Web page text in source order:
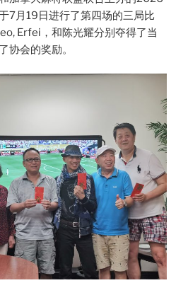
7月19日进行了第四场的三局比
Erfei，和陈光耀分别夺得了当
协会的奖励。